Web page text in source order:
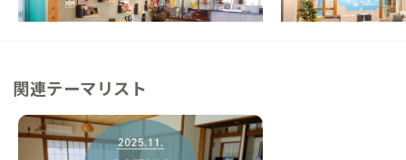
この家からの距離 6km この家からの距離 13km
関連テーマリスト